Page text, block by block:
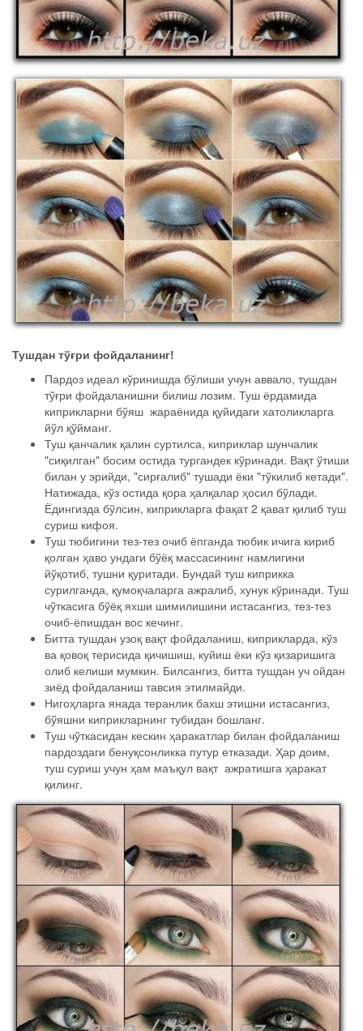
Тушдан тўғри фойдаланинг!
Пардоз идеал кўринишда бўлиши учун аввало, тушдан
тўғри фойдаланишни билиш лозим. Туш ёрдамида
киприкларни бўяш жараёнида қуйидаги хатоликларга
йўл қўйманг.
Туш қанчалик қалин суртилса, киприклар шунчалик
"сиқилган" босим остида тургандек кўринади. Вақт ўтиши
билан у эрийди, "сирғалиб" тушади ёки "тўкилиб кетади".
Натижада, кўз остида қора ҳалқалар ҳосил бўлади.
Ёдингизда бўлсин, киприкларга фақат 2 қават қилиб туш
суриш кифоя.
Туш тюбигини тез-тез очиб ёпганда тюбик ичига кириб
қолган ҳаво ундаги бўёқ массасининг намлигини
йўқотиб, тушни қуритади. Бундай туш киприкка
сурилганда, қумоқчаларга ажралиб, хунук кўринади. Туш
чўткасига бўёқ яхши шимилишини истасангиз, тез-тез
очиб-ёпишдан вос кечинг.
Битта тушдан узоқ вақт фойдаланиш, киприкларда, кўз
ва қовоқ терисида қичишиш, куйиш ёки кўз қизаришига
олиб келиши мумкин. Билсангиз, битта тушдан уч ойдан
зиёд фойдаланиш тавсия этилмайди.
Нигоҳларга янада теранлик бахш этишни истасангиз,
бўяшни киприкларнинг тубидан бошланг.
Туш чўткасидан кескин ҳаракатлар билан фойдаланиш
пардоздаги бенуқсонликка путур етказади. Ҳар доим,
туш суриш учун ҳам маъқул вақт ажратишга ҳаракат
қилинг.